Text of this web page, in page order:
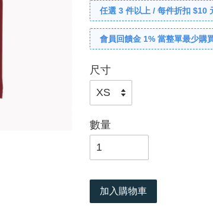
任選 3 件以上 / 每件折扣 $10
會員回饋金 1% 當整單最少購
尺寸
數量
加入購物車